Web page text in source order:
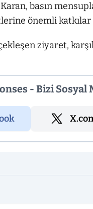
basın
önemli katkılar
ziyaret,
- Bizi Sosyal